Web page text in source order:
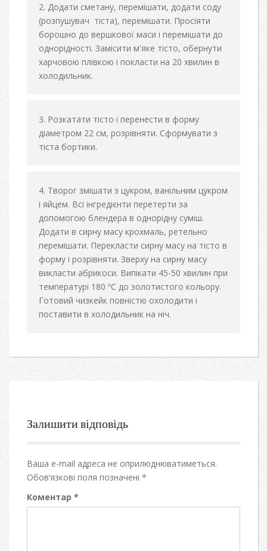
Додати сметану, перемішати, додати соду
(розпушувач тіста), перемішати. Просіяти
борошно до вершкової маси і перемішати до
однорідності. Замісити м'яке тісто, обернути
харчовою плівкою і покласти на 20 хвилин в
холодильник.
Розкатати тісто і перенести в форму
діаметром 22 см, розрівняти. Сформувати з
тіста бортики.
Творог змішати з цукром, ванільним цукром
і яйцем. Всі інгредієнти перетерти за
допомогою блендера в однорідну суміш.
Додати в сирну масу крохмаль, ретельно
перемішати. Перекласти сирну масу на тісто в
форму і розрівняти. Зверху на сирну масу
викласти абрикоси. Випікати 45-50 хвилин при
температурі 180 ºС до золотистого кольору.
Готовий чизкейк повністю охолодити і
поставити в холодильник на ніч.
Залишити відповідь
Ваша e-mail адреса не оприлюднюватиметься.
Обов’язкові поля позначені *
Коментар *